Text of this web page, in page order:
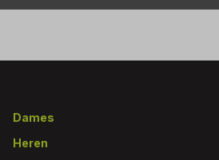
Footer
Dames
Heren